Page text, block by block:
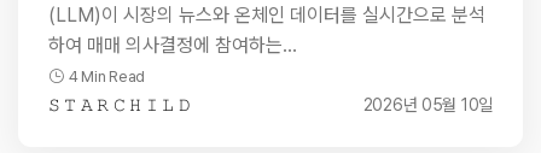
(LLM)이 시장의 뉴스와 온체인 데이터를 실시간으로 분석
하여 매매 의사결정에 참여하는…
4 Min Read
𝚂 𝚃 𝙰 𝚁 𝙲 𝙷 𝙸 𝙻 𝙳 2026년 05월 10일